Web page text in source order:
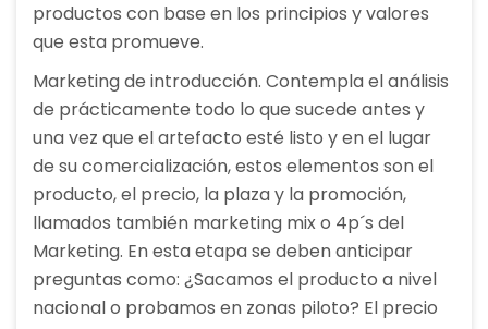
productos con base en los principios y valores
que esta promueve.
Marketing de introducción. Contempla el análisis
de prácticamente todo lo que sucede antes y
una vez que el artefacto esté listo y en el lugar
de su comercialización, estos elementos son el
producto, el precio, la plaza y la promoción,
llamados también marketing mix o 4p´s del
Marketing. En esta etapa se deben anticipar
preguntas como: ¿Sacamos el producto a nivel
nacional o probamos en zonas piloto? El precio